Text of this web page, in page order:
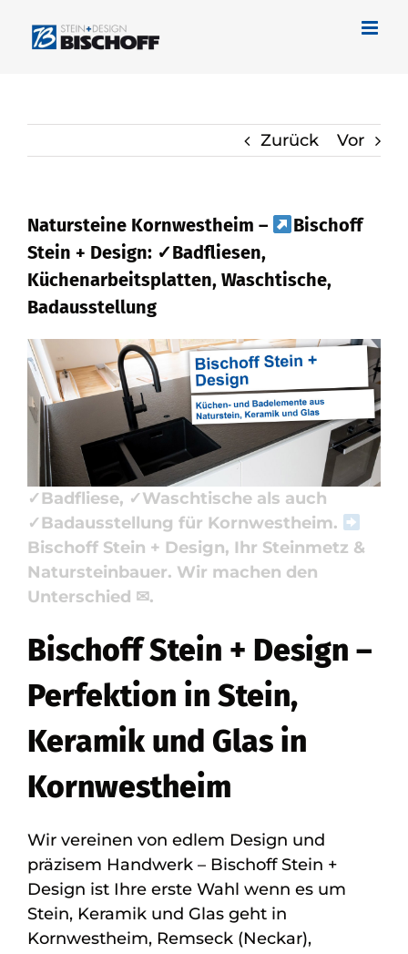
Inhalt
Zurück Vor
Natursteine Kornwestheim –
Bischoff
Stein + Design: ✓Badfliesen,
Küchenarbeitsplatten, Waschtische,
Badausstellung
Umgehend bei
Bischoff Stein + Design
für Kornwestheim Naturstein als auch
✓Küchenarbeitsplatte, Badfliese,
Waschtische, Badausstellung
anschauen. Ihre Anfrage endet hier:
✓Naturstein, ✓Küchenarbeitsplatte,
✓Badfliese, ✓Waschtische als auch
✓Badausstellung für Kornwestheim.
Bischoff Stein + Design, Ihr Steinmetz &
Natursteinbauer. Wir machen den
Unterschied ✉.
Bischoff Stein + Design –
Perfektion in Stein,
Keramik und Glas in
Kornwestheim
Wir vereinen von edlem Design und
präzisem Handwerk – Bischoff Stein +
Design ist Ihre erste Wahl wenn es um
Stein, Keramik und Glas geht in
Kornwestheim, Remseck (Neckar),